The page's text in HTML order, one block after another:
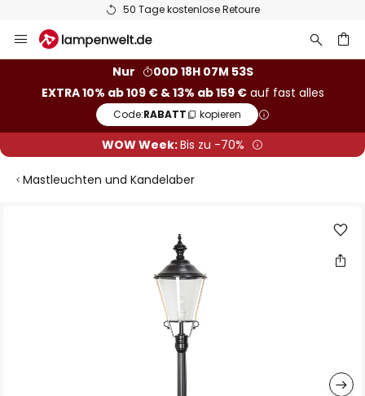
50 Tage kostenlose Retoure
Inhalt
Nur
00D 18H 07M 53S
EXTRA 10% ab 109 € & 13% ab 159 €auf fast alles
Code:RABATT kopieren
WOW Week:Bis zu -70%
Mastleuchten und Kandelaber